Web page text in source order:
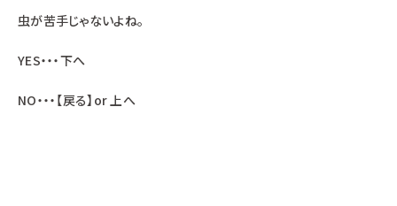
虫が苦手じゃないよね。
YES・・・下へ
NO・・・【戻る】or 上へ